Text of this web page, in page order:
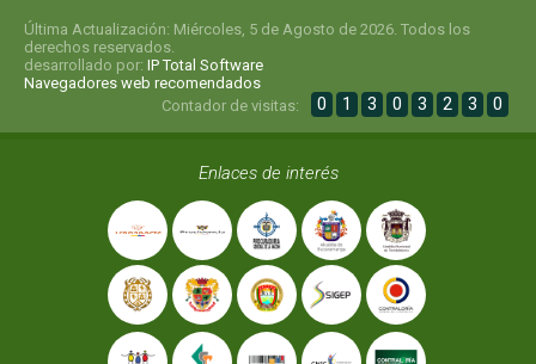
Última Actualización: Miércoles, 5 de Agosto de 2026. Todos los
derechos reservados.
desarrollado por: IP Total Software
Navegadores web recomendados
Contador de visitas:
0 1 3 0 3 2 3 0
Enlaces de interés